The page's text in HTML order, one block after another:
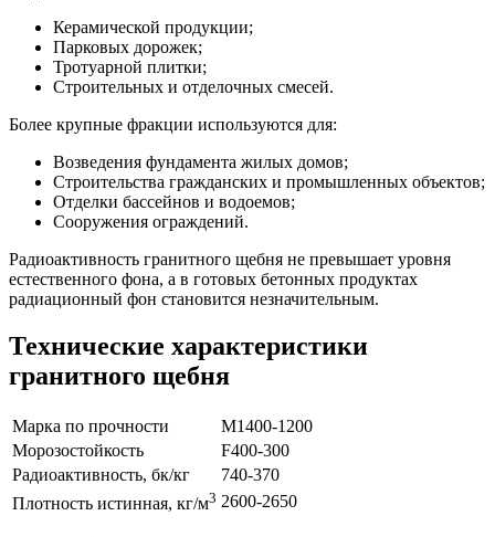
Керамической продукции;
Парковых дорожек;
Тротуарной плитки;
Строительных и отделочных смесей.
Более крупные фракции используются для:
Возведения фундамента жилых домов;
Строительства гражданских и промышленных объектов;
Отделки бассейнов и водоемов;
Сооружения ограждений.
Радиоактивность гранитного щебня не превышает уровня
естественного фона, а в готовых бетонных продуктах
радиационный фон становится незначительным.
Технические характеристики
гранитного щебня
Марка по прочности
М1400-1200
Морозостойкость
F400-300
Радиоактивность, бк/кг
740-370
Плотность истинная, кг/м3 2600-2650